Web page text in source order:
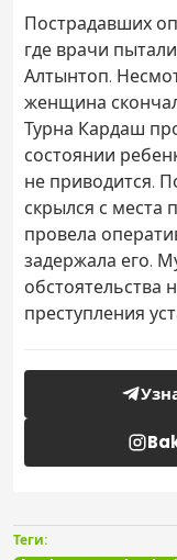
Пострадавших
где врачи
Алтынтоп.
женщина
Турна Кардаш
состоянии
не приводится.
скрылся с места
провела
задержала его.
обстоятельства
преступления
Теги: